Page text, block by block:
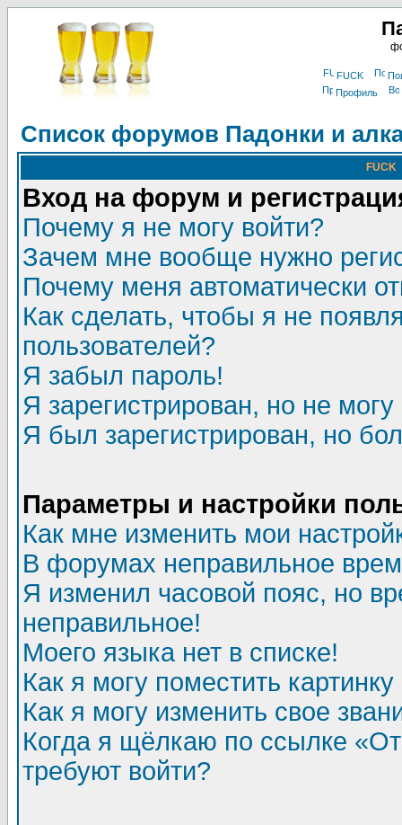
FUCK
Профиль
Список форумов Падонки и
FUCK
Вход на форум и
Почему я не могу войти?
Зачем мне вообще нужно
Почему меня автоматически
Как сделать, чтобы я не
пользователей?
Я забыл пароль!
Я зарегистрирован, но не могу
Я был зарегистрирован, но
Параметры и настройки
Как мне изменить мои
В форумах неправильное
Я изменил часовой пояс, но
неправильное!
Моего языка нет в списке!
Как я могу поместить
Как я могу изменить свое
Когда я щёлкаю по ссылке
требуют войти?